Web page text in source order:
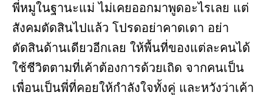
พี่หมูในฐานะแม่ ไม่เคยออกมาพูดอะไรเลย แต่
สังคมตัดสินไปแล้ว โปรดอย่าคาดเดา อย่า
ตัดสินด้านเดียวอีกเลย ให้พื้นที่ของแต่ละคนได้
ใช้ชีวิตตามที่เค้าต้องการด้วยเถิด จากคนเป็น
เพื่อนเป็นพี่ที่คอยให้กำลังใจทั้งคู่ และหวังว่าเค้า